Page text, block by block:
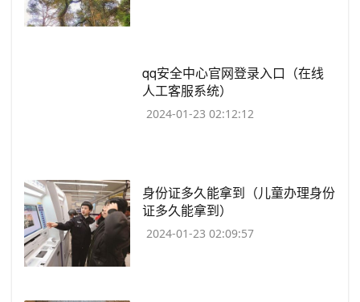
​qq安全中心官网登录入口（在线
人工客服系统）
2024-01-23 02:12:12
​身份证多久能拿到（儿童办理身份
证多久能拿到）
2024-01-23 02:09:57